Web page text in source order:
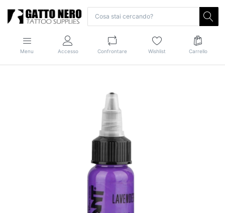
Menu Accesso Confrontare Wishlist Carrello